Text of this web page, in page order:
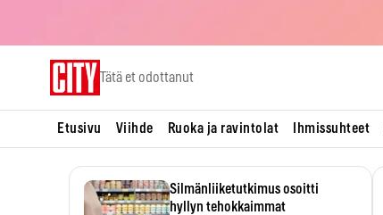
Tätä et odottanut
Etusivu Viihde Ruoka ja ravintolat Ihmissuhteet
Silmänliiketutkimus osoitti
hyllyn tehokkaimmat